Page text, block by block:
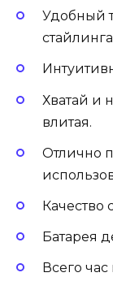
Удобный
Хватай и
влитая.
Отлично
Качество
Батарея
Всего